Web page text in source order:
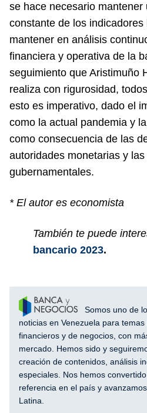
se hace necesario mantener
constante de los
mantener en análisis
financiera y operativa de la
seguimiento que Aristimuño
realiza con rigurosidad,
esto es imperativo, dado el
como la actual pandemia y
como consecuencia de las
autoridades monetarias y
gubernamentales.
* El autor es economista
También te puede
bancario 2023.
Somos uno de
noticias en Venezuela para
financieros y de negocios, con
mercado. Hemos sido y
creación de contenidos, análisis
especiales. Nos hemos
referencia en el país y
Latina.